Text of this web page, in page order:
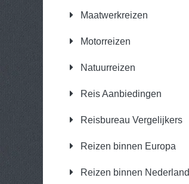
Maatwerkreizen
Motorreizen
Natuurreizen
Reis Aanbiedingen
Reisbureau Vergelijkers
Reizen binnen Europa
Reizen binnen Nederland